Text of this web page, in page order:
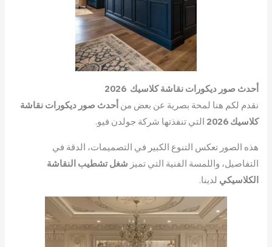
أحدث صور ديكورات نقاشة كلاسيك 2026
نقدم لكم هنا لمحة بصرية عن بعض منأحدث صور ديكورات نقاشة
كلاسيك 2026 التي تنفذتها شركة جولدن فيو.
هذه الصور تعكس التنوع الكبير في التصميمات، الدقة في
التفاصيل، واللمسة الفنية التي تميز شغل تشطيب النقاشة
الكلاسيكي لدينا.